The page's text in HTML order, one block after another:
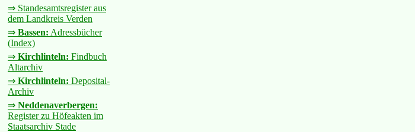
⇒ Standesamtsregister aus
dem Landkreis Verden
⇒ Bassen: Adressbücher
(Index)
⇒ Kirchlinteln: Findbuch
Altarchiv
⇒ Kirchlinteln: Deposital-
Archiv
⇒ Neddenaverbergen:
Register zu Höfeakten im
Staatsarchiv Stade